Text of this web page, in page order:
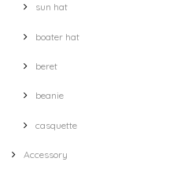
sun hat
boater hat
beret
beanie
casquette
Accessory